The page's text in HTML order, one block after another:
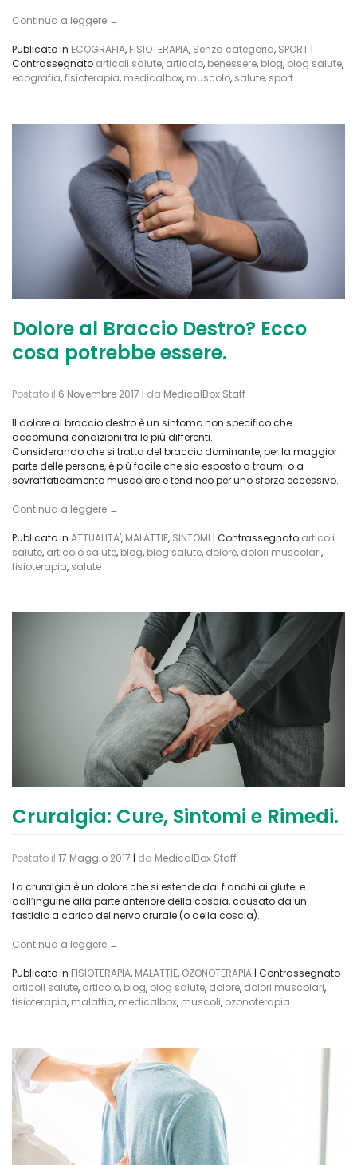
Continua a leggere →
Publicato in ECOGRAFIA, FISIOTERAPIA, Senza categoria, SPORT
Contrassegnato articoli salute, articolo, benessere, blog, blog salute,
ecografia,fisioterapia, medicalbox, muscolo, salute, sport
Dolore al Braccio Destro? Ecco
cosa potrebbe essere.
Postato il 6 Novembre 2017 | da MedicalBox Staff
Il dolore al braccio destro è un sintomo non specifico che
accomuna condizioni tra le più differenti.
Considerando che si tratta del braccio dominante, per la maggior
parte delle persone, è più facile che sia esposto a traumi o a
sovraffaticamento muscolare e tendineo per uno sforzo eccessivo.
Continua a leggere →
Publicato in ATTUALITA', MALATTIE, SINTOMI | Contrassegnato articoli
salute, articolo salute, blog, blog salute, dolore, dolori muscolari,
fisioterapia, salute
Cruralgia: Cure, Sintomi e Rimedi.
Postato il 17 Maggio 2017 | da MedicalBox Staff
La cruralgia è un dolore che si estende dai fianchi ai glutei e
dall’inguine alla parte anteriore della coscia, causato da un
fastidio a carico del nervo crurale (o della coscia).
Continua a leggere →
Publicato in FISIOTERAPIA, MALATTIE, OZONOTERAPIA | Contrassegnato
articoli salute, articolo, blog, blog salute, dolore, dolori muscolari,
fisioterapia, malattia, medicalbox, muscoli, ozonoterapia